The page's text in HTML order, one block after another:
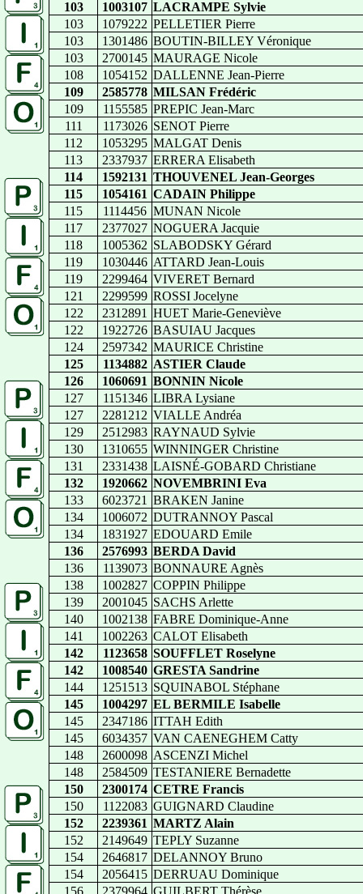
103 1003107 LACRAMPE Sylvie
103
1079222 PELLETIER Pierre
103
1301486 BOUTIN-BILLEY Véronique
103
2700145 MAURAGE Nicole
108
1054152 DALLENNE Jean-Pierre
109
2585778 MILSAN Frédéric
109
1155585 PREPIC Jean-Marc
111
1173026 SENOT Pierre
112
1053295 MALGAT Denis
113
2337937 ERRERA Elisabeth
114
1592131 THOUVENEL Jean-Georges
115
1054161 CADAIN Philippe
115
1114456 MUNAN Nicole
117
2377027 NOGUERA Jacquie
118
1005362 SLABODSKY Gérard
119
1030446 ATTARD Jean-Louis
119
2299464 VIVERET Bernard
121
2299599 ROSSI Jocelyne
122
2312891 HUET Marie-Geneviève
122
1922726 BASUIAU Jacques
124
2597342 MAURICE Christine
125
1134882 ASTIER Claude
126
1060691 BONNIN Nicole
127
1151346 LIBRA Lysiane
127
2281212 VIALLE Andréa
129
2512983 RAYNAUD Sylvie
130
1310655 WINNINGER Christine
131
2331438 LAISNÉ-GOBARD Christiane
132
1920662 NOVEMBRINI Eva
133
6023721 BRAKEN Janine
134
1006072 DUTRANNOY Pascal
134
1831927 EDOUARD Emile
136
2576993 BERDA David
136
1139073 BONNAURE Agnès
138
1002827 COPPIN Philippe
139
2001045 SACHS Arlette
140
1002138 FABRE Dominique-Anne
141
1002263 CALOT Elisabeth
142
1123658 SOUFFLET Roselyne
142
1008540 GRESTA Sandrine
144
1251513 SQUINABOL Stéphane
145
1004297 EL BERMILE Isabelle
145
2347186 ITTAH Edith
145
6034357 VAN CAENEGHEM Catty
148
2600098 ASCENZI Michel
148
2584509 TESTANIERE Bernadette
150
2300174 CETRE Francis
150
1122083 GUIGNARD Claudine
152
2239361 MARTZ Alain
152
2149649 TEPLY Suzanne
154
2646817 DELANNOY Bruno
154
2056415 DERRUAU Dominique
156
2379964 GUILBERT Thérèse